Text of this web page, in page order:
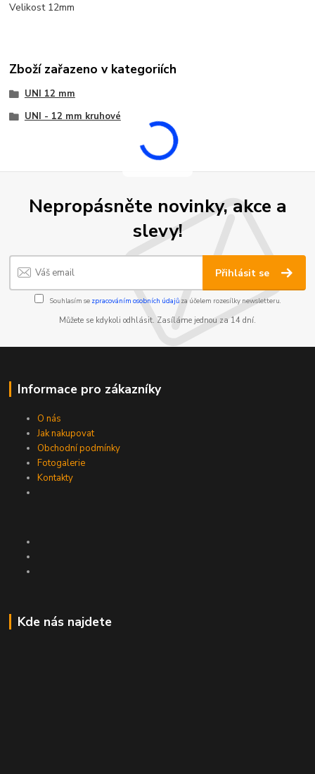
Velikost 12mm
Zboží zařazeno v kategoriích
UNI 12 mm
UNI - 12 mm kruhové
Nepropásněte novinky, akce a
slevy!
Přihlásit se
Souhlasím se zpracováním osobních údajůza účelem rozesílky newsletteru.
Můžete se kdykoli odhlásit. Zasíláme jednou za 14 dní.
Informace pro zákazníky
O nás
Jak nakupovat
Obchodní podmínky
Fotogalerie
Kontakty
Kde nás najdete